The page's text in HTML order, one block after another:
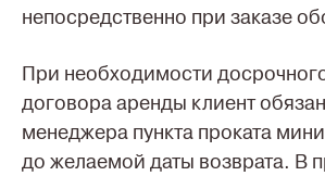
непосредственно при заказе
При необходимости
договора аренды клиент
менеджера пункта проката
до желаемой даты возврата. В